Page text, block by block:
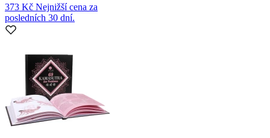
373 Kč Nejnižší cena za
posledních 30 dní.